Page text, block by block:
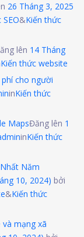
26 Tháng 3, 2025
&Kiến thức
lên 14 Tháng
Kiến thức website
cho người
inKiến thức
MapsĐăng lên 1
inKiến thức
Năm
10, 2024) bởi
&Kiến thức
mạng xã